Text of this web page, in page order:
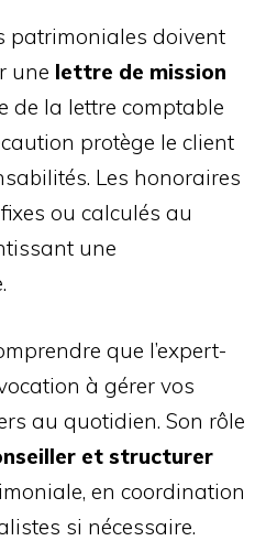
patrimoniales doivent
une lettre de mission
de la lettre comptable
protège le client
Les honoraires
ou calculés au
une
que l’expert-
à gérer vos
au quotidien. Son rôle
et structurer
en coordination
si nécessaire.